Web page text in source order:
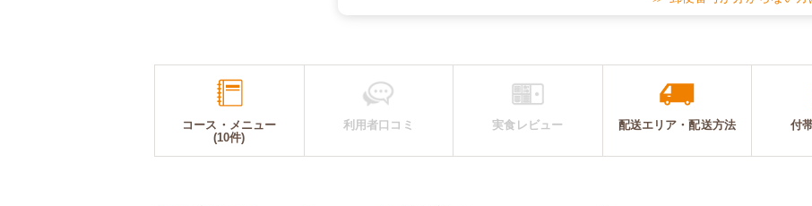
コース・メニュー
(10件)
利用者口コミ 実食レビュー 配送エリア・配送方法 付